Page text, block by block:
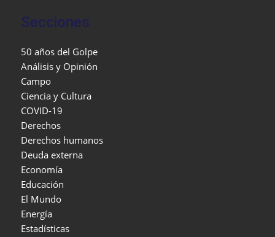
Secciones
50 años del Golpe
Análisis y Opinión
Campo
Ciencia y Cultura
COVID-19
Derechos
Derechos humanos
Deuda externa
Economía
Educación
El Mundo
Energía
Estadísticas